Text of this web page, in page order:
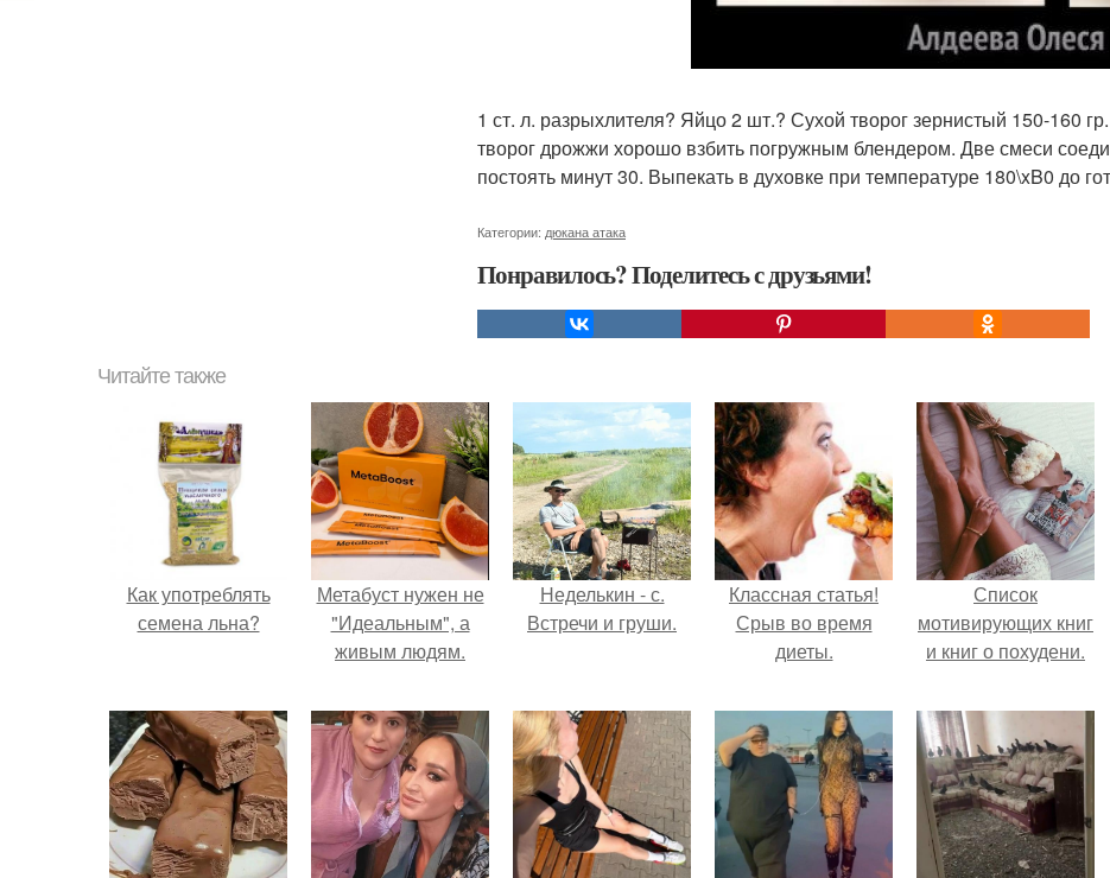
1 ст. л. разрыхлителя? Яйцо 2 шт.? Сухой творог зернистый 150-160
творог дрожжи хорошо взбить погружным блендером. Две смеси
постоять минут 30. Выпекать в духовке при температуре 180\xB0 до
Категории: дюкана атака
Понравилось? Поделитесь с друзьями!
Читайте также
Как употреблять
семена льна?
Метабуст нужен не
"Идеальным", а
живым людям.
Неделькин - с.
Встречи и груши.
Классная статья!
Срыв во время
диеты.
Список
мотивирующих книг
и книг о похудени.